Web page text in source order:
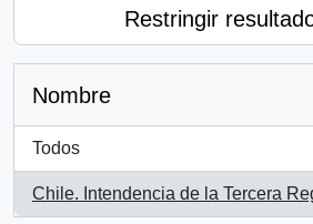
Restringir
Nombre
Todos
Chile. Intendencia de la Tercera
, 1 resultados